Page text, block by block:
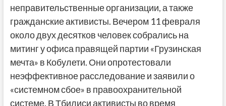
неправительственные организации, а также
гражданские активисты. Вечером 11 февраля
около двух десятков человек собрались на
митинг у офиса правящей партии «Грузинская
мечта» в Кобулети. Они опротестовали
неэффективное расследование и заявили о
«системном сбое» в правоохранительной
системе. В Тбилиси активисты во время